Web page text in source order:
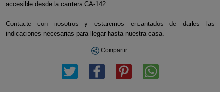
accesible desde la carrtera CA-142.
Contacte con nosotros y estaremos encantados de darles las
indicaciones necesarias para llegar hasta nuestra casa.
Compartir: